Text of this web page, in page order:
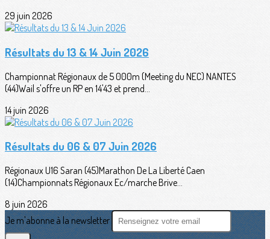
29 juin 2026
Résultats du 13 & 14 Juin 2026
Championnat Régionaux de 5 000m (Meeting du NEC) NANTES
(44)Wail s'offre un RP en 14'43 et prend...
14 juin 2026
Résultats du 06 & 07 Juin 2026
Régionaux U16 Saran (45)Marathon De La Liberté Caen
(14)Championnats Régionaux Ec/marche Brive...
8 juin 2026
Je m'abonne à la newsletter